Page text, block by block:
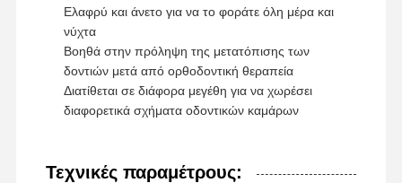
Ελαφρύ και άνετο για να το φοράτε όλη μέρα και
νύχτα
Βοηθά στην πρόληψη της μετατόπισης των
δοντιών μετά από ορθοδοντική θεραπεία
Διατίθεται σε διάφορα μεγέθη για να χωρέσει
διαφορετικά σχήματα οδοντικών καμάρων
Τεχνικές παραμέτρους: